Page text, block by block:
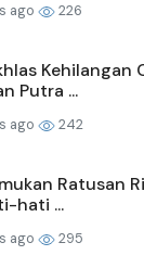
ago 226
Kehilangan
Putra ...
ago 242
Ratusan
hati ...
ago 295